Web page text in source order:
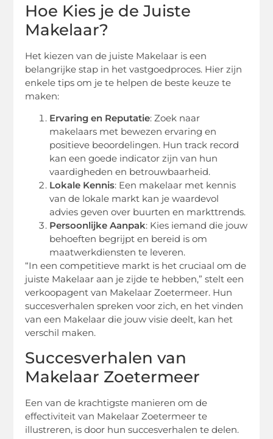
Hoe Kies je de Juiste
Makelaar?
Het kiezen van de juiste Makelaar is een
belangrijke stap in het vastgoedproces. Hier zijn
enkele tips om je te helpen de beste keuze te
maken:
Ervaring en Reputatie: Zoek naar
makelaars met bewezen ervaring en
positieve beoordelingen. Hun track record
kan een goede indicator zijn van hun
vaardigheden en betrouwbaarheid.
Lokale Kennis: Een makelaar met kennis
van de lokale markt kan je waardevol
advies geven over buurten en markttrends.
Persoonlijke Aanpak: Kies iemand die jouw
behoeften begrijpt en bereid is om
maatwerkdiensten te leveren.
“In een competitieve markt is het cruciaal om de
juiste Makelaar aan je zijde te hebben,” stelt een
verkoopagent van Makelaar Zoetermeer. Hun
succesverhalen spreken voor zich, en het vinden
van een Makelaar die jouw visie deelt, kan het
verschil maken.
Succesverhalen van
Makelaar Zoetermeer
Een van de krachtigste manieren om de
effectiviteit van Makelaar Zoetermeer te
illustreren, is door hun succesverhalen te delen.